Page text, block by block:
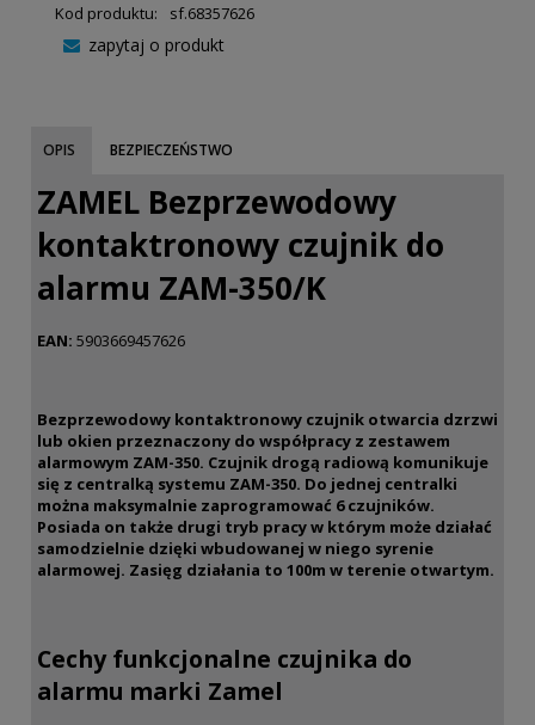
Kod produktu: sf.68357626
zapytaj o produkt
OPIS BEZPIECZEŃSTWO
ZAMEL Bezprzewodowy
kontaktronowy czujnik do
alarmu ZAM-350/K
EAN: 5903669457626
Bezprzewodowy kontaktronowy czujnik otwarcia dzrzwi
lub okien przeznaczony do współpracy z zestawem
alarmowym ZAM-350. Czujnik drogą radiową komunikuje
się z centralką systemu ZAM-350. Do jednej centralki
można maksymalnie zaprogramować 6 czujników.
Posiada on także drugi tryb pracy w którym może działać
samodzielnie dzięki wbudowanej w niego syrenie
alarmowej. Zasięg działania to 100m w terenie otwartym.
Cechy funkcjonalne czujnika do
alarmu marki Zamel